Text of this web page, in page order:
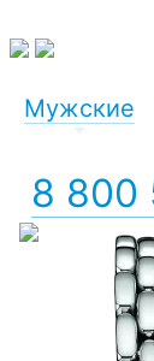
Мужские
8 800